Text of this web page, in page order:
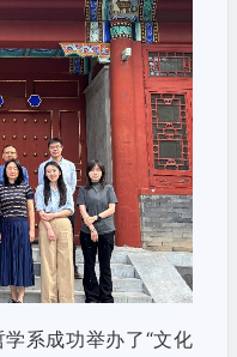
系成功举办了“文化